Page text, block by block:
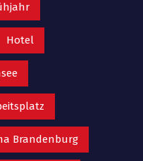
Hotel
Brandenburg